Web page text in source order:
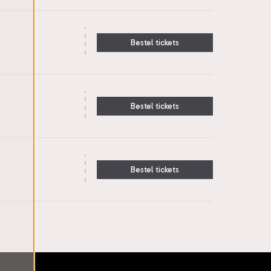
Bestel tickets
Bestel tickets
Bestel tickets